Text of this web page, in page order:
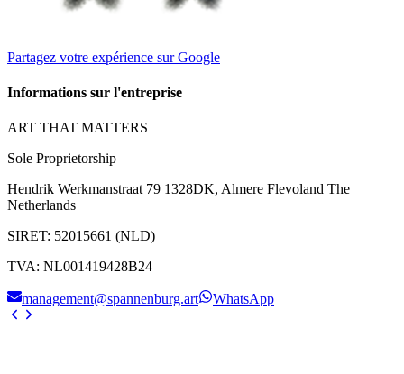
Partagez votre expérience sur Google
Informations sur l'entreprise
ART THAT MATTERS
Sole Proprietorship
Hendrik Werkmanstraat 79 1328DK, Almere Flevoland The
Netherlands
SIRET: 52015661 (NLD)
TVA: NL001419428B24
management@spannenburg.art WhatsApp